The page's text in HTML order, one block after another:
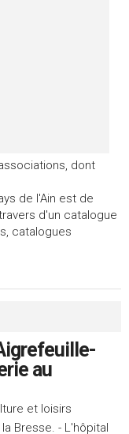
dont
de l'Ain est de
d'un catalogue
catalogues
au
et loisirs
Bresse. - L'hôpital